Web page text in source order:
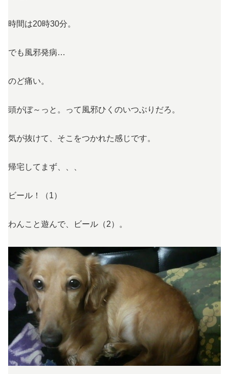
時間は20時30分。
でも風邪発病…
のど痛い。
頭がぼ～っと。って風邪ひくのいつぶりだろ。
気が抜けて、そこをつかれた感じです。
帰宅してまず、、、
ビール！（1）
わんこと遊んで、ビール（2）。